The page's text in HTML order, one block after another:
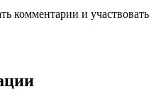
комментарии и участвовать